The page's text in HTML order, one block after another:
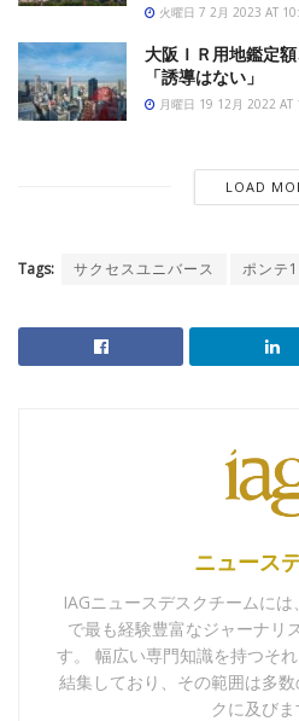
火曜日 7 2月 2023 AT
大阪ＩＲ用地鑑定
「誘導はない」
月曜日 19 12月 2022 AT
LOAD
Tags: サクセスユニバース ポンテ
ニュース
IAGニュースデスクチームに
で最も経験豊富なジャーナリ
す。 幅広い専門知識を持つそ
結集しており、その範囲は多
クに及びま